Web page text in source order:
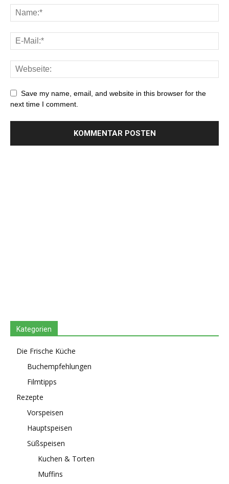
Save my name, email, and website in this browser for the
next time I comment.
Kategorien
Die Frische Küche
Buchempfehlungen
Filmtipps
Rezepte
Vorspeisen
Hauptspeisen
Süßspeisen
Kuchen & Torten
Muffins